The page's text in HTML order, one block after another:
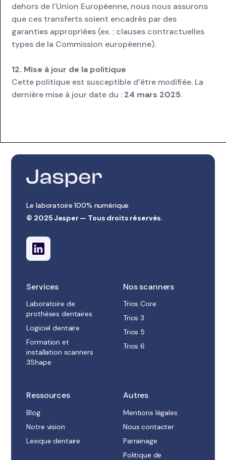
dehors de l’Union Européenne, nous nous assurons
que ces transferts soient encadrés par des
garanties appropriées (ex. : clauses contractuelles
types de la Commission européenne).
12. Mise à jour de la politique
Cette politique est susceptible d’être modifiée. La
dernière mise à jour date du : 24 mars 2025.
Le laboratoire 100% numérique
© 2025 Jasper — Tous droits réservés.
Services
Laboratoire de
prothèses dentaires
Logiciel dentaire
Formation et
installation scanners
3Shape
Nos scanners
Trios Core
Trios 3
Trios 5
Trios 6
Ressources
Blog
Notre vision
Lexique dentaire
Autres
Mentions légales
Nous contacter
Parrainage
Politique de